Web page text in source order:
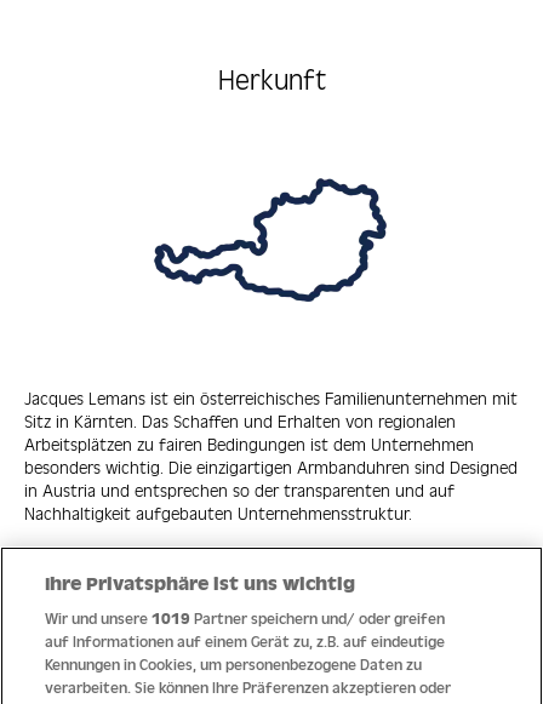
Herkunft
Jacques Lemans ist ein österreichisches Familienunternehmen mit
Sitz in Kärnten. Das Schaffen und Erhalten von regionalen
Arbeitsplätzen zu fairen Bedingungen ist dem Unternehmen
besonders wichtig. Die einzigartigen Armbanduhren sind Designed
in Austria und entsprechen so der transparenten und auf
Nachhaltigkeit aufgebauten Unternehmensstruktur.
Quick Links
Hilfe
Ihre Privatsphäre ist uns wichtig
Wir und unsere1019 Partner speichern und/ oder greifen
auf Informationen auf einem Gerät zu, z.B. auf eindeutige
Kennungen in Cookies, um personenbezogene Daten zu
verarbeiten. Sie können Ihre Präferenzen akzeptieren oder